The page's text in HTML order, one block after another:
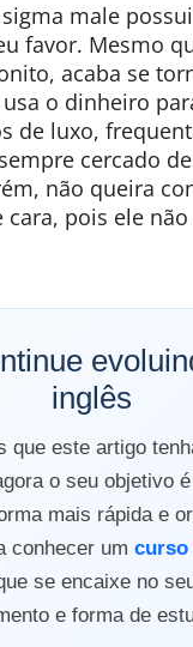
male
favor. Mesmo
acaba se
o dinheiro
de luxo,
cercado
não queira
cara, pois ele
inglês
que este artigo
o seu objetivo
mais rápida e
conhecer um curso
se encaixe no
e forma de